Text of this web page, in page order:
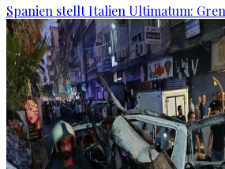
Spanien stellt Italien Ultimatum: